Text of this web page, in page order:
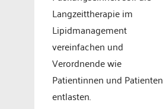
Langzeittherapie im
Lipidmanagement
vereinfachen und
Verordnende wie
Patientinnen und Patienten
entlasten.